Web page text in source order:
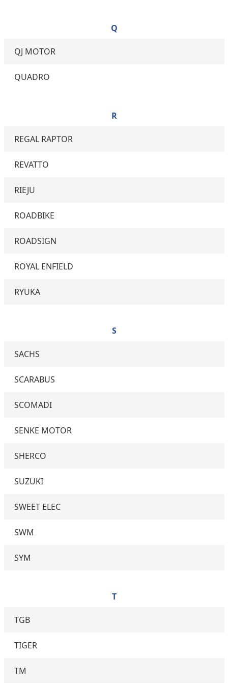
Q
QJ MOTOR
QUADRO
R
REGAL RAPTOR
REVATTO
RIEJU
ROADBIKE
ROADSIGN
ROYAL ENFIELD
RYUKA
S
SACHS
SCARABUS
SCOMADI
SENKE MOTOR
SHERCO
SUZUKI
SWEET ELEC
SWM
SYM
T
TGB
TIGER
TM